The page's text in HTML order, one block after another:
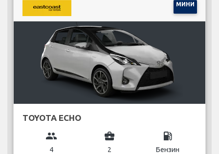
МИНИ
TOYOTA ECHO
group
4
business_center
2
local_gas_station
Бензин